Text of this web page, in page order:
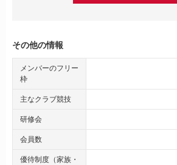
その他の情報
メンバーのフリー
枠
主なクラブ競技
研修会
会員数
優待制度（家族・